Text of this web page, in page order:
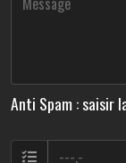
Anti Spam : saisir